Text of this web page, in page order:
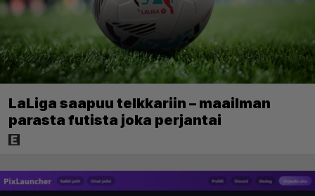
LaLiga saapuu telkkariin – maailman
parasta futista joka perjantai